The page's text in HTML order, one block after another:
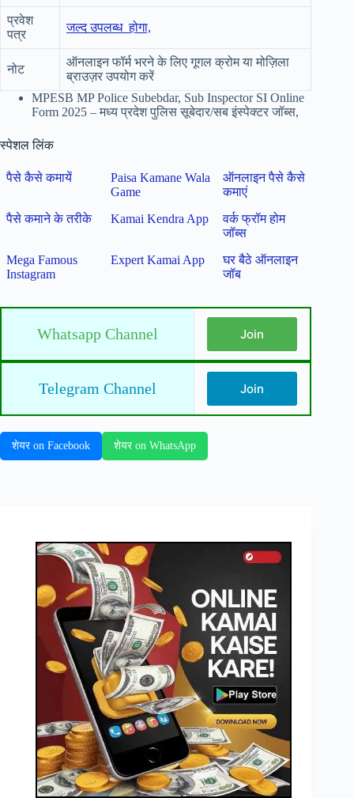
प्रवेश
पत्र
जल्द उपलब्ध होगा,
नोट
ऑनलाइन फॉर्म भरने के लिए गूगल क्रोम या मोज़िला
ब्राउज़र उपयोग करें
MPESB MP Police Subebdar, Sub Inspector SI Online
Form 2025 – मध्य प्रदेश पुलिस सूबेदार/सब इंस्पेक्टर जॉब्स,
स्पेशल लिंक
पैसे कैसे कमायें
Paisa Kamane Wala
Game
ऑनलाइन पैसे कैसे
कमाएं
पैसे कमाने के तरीके
Kamai Kendra App
वर्क फ्रॉम होम
जॉब्स
Mega Famous
Instagram
Expert Kamai App
घर बैठे ऑनलाइन
जॉब
Whatsapp Channel Join
Telegram Channel Join
शेयर on Facebook शेयर on WhatsApp